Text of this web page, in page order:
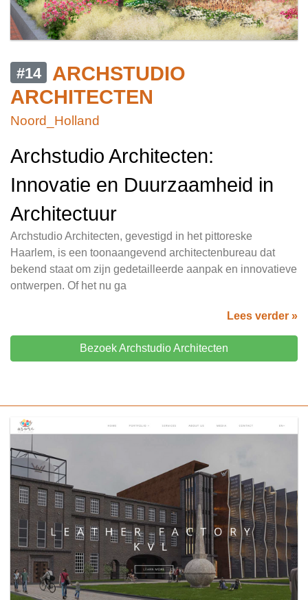
#14
ARCHSTUDIO
ARCHITECTEN
Noord_Holland
Archstudio Architecten:
Innovatie en Duurzaamheid in
Architectuur
Archstudio Architecten, gevestigd in het pittoreske
Haarlem, is een toonaangevend architectenbureau dat
bekend staat om zijn gedetailleerde aanpak en innovatieve
ontwerpen. Of het nu ga
Lees verder »
Bezoek Archstudio Architecten